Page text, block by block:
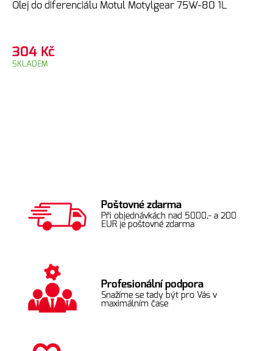
Olej do diferenciálu Motul Motylgear 75W-80 1L
304 Kč
SKLADEM
Poštovné zdarma
Při objednávkách nad 5000,- a 200
EUR je poštovné zdarma
Profesionální podpora
Snažíme se tady být pro Vás v
maximálním čase